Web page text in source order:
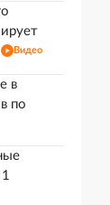
Видео
в
по